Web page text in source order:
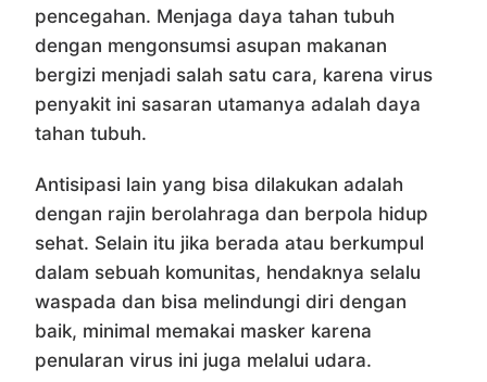
pencegahan. Menjaga daya tahan tubuh
dengan mengonsumsi asupan makanan
bergizi menjadi salah satu cara, karena virus
penyakit ini sasaran utamanya adalah daya
tahan tubuh.
Antisipasi lain yang bisa dilakukan adalah
dengan rajin berolahraga dan berpola hidup
sehat. Selain itu jika berada atau berkumpul
dalam sebuah komunitas, hendaknya selalu
waspada dan bisa melindungi diri dengan
baik, minimal memakai masker karena
penularan virus ini juga melalui udara.